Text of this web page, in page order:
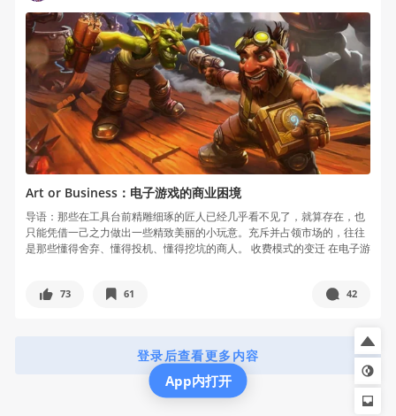
Art or Business：电子游戏的商业困境
导语：那些在工具台前精雕细琢的匠人已经几乎看不见了，就算存在，也
只能凭借一己之力做出一些精致美丽的小玩意。充斥并占领市场的，往往
是那些懂得舍弃、懂得投机、懂得挖坑的商人。 收费模式的变迁 在电子游
73 61 42
登录后查看更多内容
App内打开